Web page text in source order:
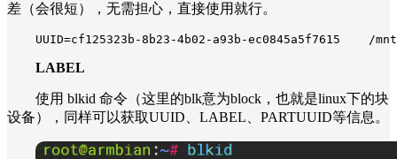
差（会很短），无需担心，直接使用就行。
UUID=cf125323b-8b23-4b02-a93b-
LABEL
使用 blkid 命令（这里的blk意为block，也就是linux下的块
设备），同样可以获取UUID、LABEL、PARTUUID等信息。